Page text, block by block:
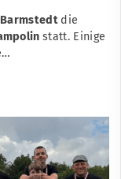
Barmstedt die
statt. Einige